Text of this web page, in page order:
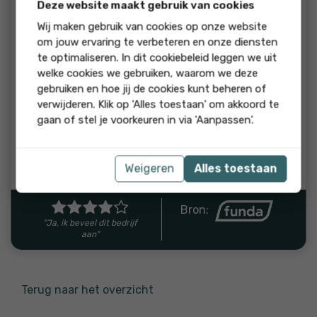
beoordeling:
Met Gabrielle makelaardij kun je snel schakelen en krijg je
een eerlijk advies. Ze stelt je gerust en begeleid je in het
proces. Goede sparringpartners en kent de markt
uitstekend.
reactie
Bedankt! Het was een mooie zoektocht! Heel veel
Reactie van Gabriëlle Makelaardij
"Ja, ik beveel dit bedrijf
aan"
Bron:
Terug naar het overzicht
Deze website maakt gebruik van cookies
Wij maken gebruik van cookies op onze website
om jouw ervaring te verbeteren en onze diensten
te optimaliseren. In dit cookiebeleid leggen we uit
welke cookies we gebruiken, waarom we deze
gebruiken en hoe jij de cookies kunt beheren of
verwijderen. Klik op 'Alles toestaan' om akkoord te
gaan of stel je voorkeuren in via 'Aanpassen'.
Weigeren Alles toestaan